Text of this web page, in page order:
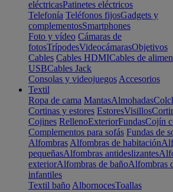
eléctricasPatinetes eléctricos
Telefonía Teléfonos fijosGadgets y
complementosSmartphones
Foto y vídeo Cámaras de
fotosTrípodesVideocámarasObjetivos
Cables Cables HDMICables de
USBCables Jack
Consolas y videojuegos Accesorios
Textil
Ropa de cama MantasAlmohadas
Cortinas y estores EstoresVisillos
Cojines RellenoExteriorFundasCojín
Complementos para sofás Fundas de
Alfombras Alfombras de habitación
pequeñasAlfombras antideslizantes
exteriorAlfombras de bañoAlfombras
infantiles
Textil baño AlbornocesToallas